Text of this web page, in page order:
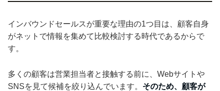
インバウンドセールスが重要な理由の1つ目は、顧客自身
がネットで情報を集めて比較検討する時代であるからで
す。
多くの顧客は営業担当者と接触する前に、Webサイトや
SNSを見て候補を絞り込んでいます。 そのため、顧客が